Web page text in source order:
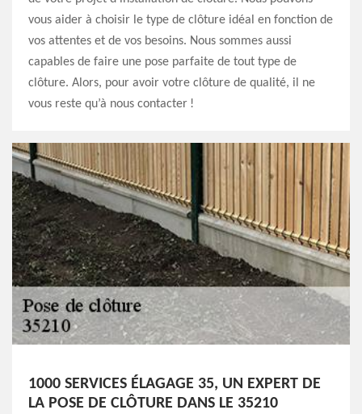
vous aider à choisir le type de clôture idéal en fonction de
vos attentes et de vos besoins. Nous sommes aussi
capables de faire une pose parfaite de tout type de
clôture. Alors, pour avoir votre clôture de qualité, il ne
vous reste qu’à nous contacter !
1000 SERVICES ÉLAGAGE 35, UN EXPERT DE
LA POSE DE CLÔTURE DANS LE 35210